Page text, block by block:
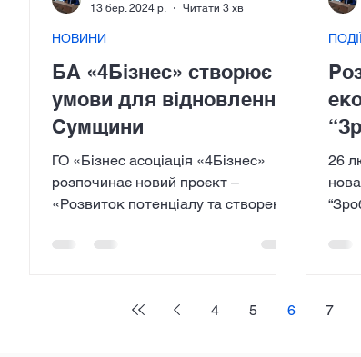
БА «4Бізнес» створює
умови для відновлення
Сумщини
ГО «Бізнес асоціація «4Бізнес»
розпочинає новий проєкт –
«Розвиток потенціалу та створення
умов для економічного
відновлення через...
НОВИНИ
13 бер. 2024 р.
Читати 3 хв
26
ПОДІЇ
4 5 6 7